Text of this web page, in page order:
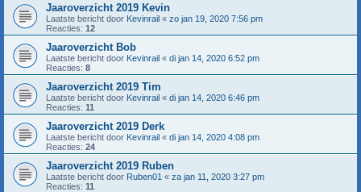
Jaaroverzicht 2019 Kevin
Laatste bericht door Kevinrail « zo jan 19, 2020 7:56 pm
Reacties: 12
Jaaroverzicht Bob
Laatste bericht door Kevinrail « di jan 14, 2020 6:52 pm
Reacties: 8
Jaaroverzicht 2019 Tim
Laatste bericht door Kevinrail « di jan 14, 2020 6:46 pm
Reacties: 11
Jaaroverzicht 2019 Derk
Laatste bericht door Kevinrail « di jan 14, 2020 4:08 pm
Reacties: 24
Jaaroverzicht 2019 Ruben
Laatste bericht door Ruben01 « za jan 11, 2020 3:27 pm
Reacties: 11